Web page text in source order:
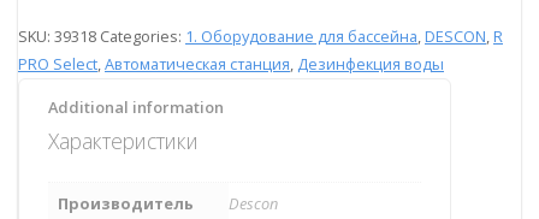
SKU: 39318 Categories: 1. Оборудование для бассейна, DESCON, R
PRO Select,Автоматическая станция, Дезинфекция воды
Additional information
Характеристики
Производитель
Descon